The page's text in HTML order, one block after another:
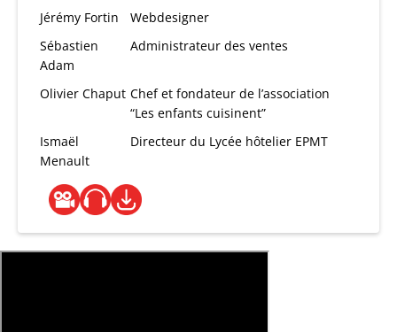
Jérémy Fortin
Webdesigner
Sébastien
Adam
Administrateur des ventes
Olivier Chaput Chef et fondateur de l’association
“Les enfants cuisinent”
Ismaël
Menault
Directeur du Lycée hôtelier EPMT